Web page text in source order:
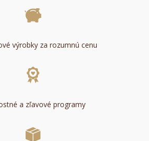
výrobky za rozumnú cenu
a zľavové programy